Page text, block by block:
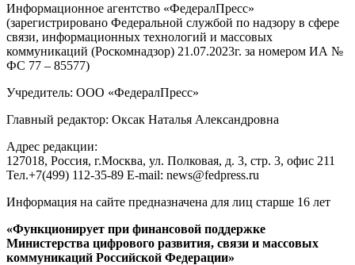
Информационное агентство «ФедералПресс»
(зарегистрировано Федеральной службой по надзору в сфере
связи, информационных технологий и массовых
коммуникаций (Роскомнадзор) 21.07.2023г. за номером ИА №
ФС 77 – 85577)
Учредитель: ООО «ФедералПресс»
Главный редактор: Оксак Наталья Александровна
Адрес редакции:
127018, Россия, г.Москва, ул. Полковая, д. 3, стр. 3, офис 211
Тел.+7(499) 112-35-89 E-mail: news@fedpress.ru
Информация на сайте предназначена для лиц старше 16 лет
«Функционирует при финансовой поддержке
Министерства цифрового развития, связи и массовых
коммуникаций Российской Федерации»